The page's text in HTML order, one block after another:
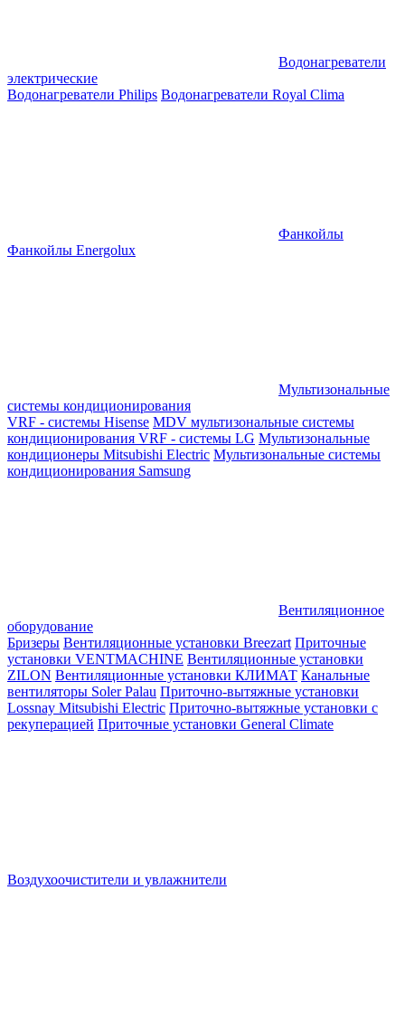
Водонагреватели
электрические
Водонагреватели Philips Водонагреватели Royal Clima
Фанкойлы
Фанкойлы Energolux
Мультизональные
системы кондиционирования
VRF - системы Hisense MDV мультизональные системы
кондиционирования VRF - системы LG Мультизональные
кондиционеры Mitsubishi Electric Мультизональные системы
кондиционирования Samsung
Вентиляционное
оборудование
Бризеры Вентиляционные установки Breezart Приточные
установки VENTMACHINE Вентиляционные установки
ZILON Вентиляционные установки КЛИМАТ Канальные
вентиляторы Soler Palau Приточно-вытяжные установки
Lossnay Mitsubishi Electric Приточно-вытяжные установки с
рекуперацией Приточные установки General Climate
Воздухоочистители и увлажнители